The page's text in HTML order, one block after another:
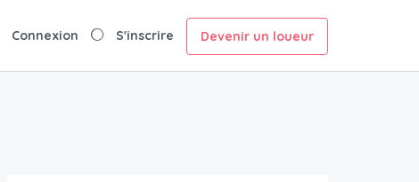
Connexion S'inscrire Devenir un loueur